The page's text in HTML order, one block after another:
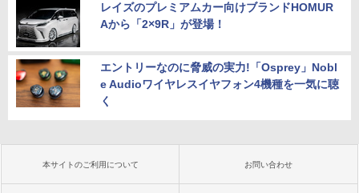
レイズのプレミアムカー向けブランドHOMUR
Aから「2×9R」が登場！
エントリーなのに脅威の実力!「Osprey」Nobl
e Audioワイヤレスイヤフォン4機種を一気に聴
く
本サイトのご利用について お問い合わせ